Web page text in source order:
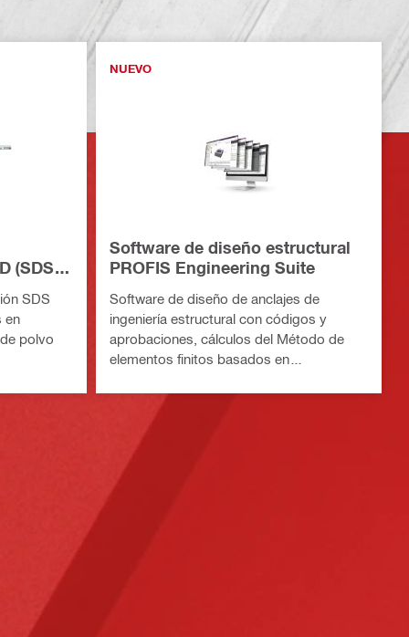
(SDS
SDS
en
polvo
NUEVO
Software de diseño estructural
PROFIS Engineering Suite
Software de diseño de anclajes de
ingeniería estructural con códigos y
aprobaciones, cálculos del Método de
elementos finitos basados ​​en
de sujeción